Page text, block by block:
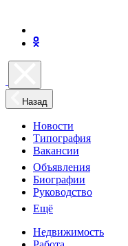
Назад
Новости
Типография
Вакансии
Объявления
Биографии
Руководство
Ещё
Недвижимость